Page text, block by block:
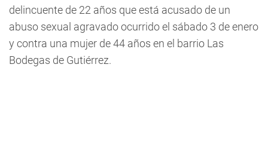
delincuente de 22 años que está acusado de un
abuso sexual agravado ocurrido el sábado 3 de enero
y contra una mujer de 44 años en el barrio Las
Bodegas de Gutiérrez.